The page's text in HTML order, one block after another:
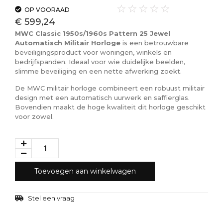
OP VOORAAD ☆ ☆ ☆ ☆ ☆
€ 599,24
MWC Classic 1950s/1960s Pattern 25 Jewel
Automatisch Militair Horloge is een betrouwbare
beveiligingsproduct voor woningen, winkels en
bedrijfspanden. Ideaal voor wie duidelijke beelden,
slimme beveiliging en een nette afwerking zoekt.
De MWC militair horloge combineert een robuust militair
design met een automatisch uurwerk en saffierglas.
Bovendien maakt de hoge kwaliteit dit horloge geschikt
voor zowel.
Toevoegen aan winkelwagen
Stel een vraag